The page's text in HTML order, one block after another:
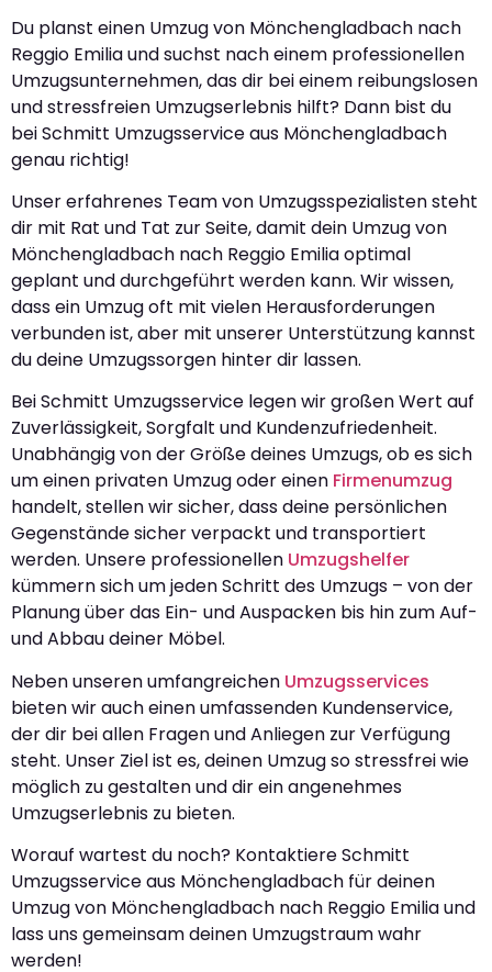
Du planst einen Umzug von Mönchengladbach nach
Reggio Emilia und suchst nach einem professionellen
Umzugsunternehmen, das dir bei einem reibungslosen
und stressfreien Umzugserlebnis hilft? Dann bist du
bei Schmitt Umzugsservice aus Mönchengladbach
genau richtig!
Unser erfahrenes Team von Umzugsspezialisten steht
dir mit Rat und Tat zur Seite, damit dein Umzug von
Mönchengladbach nach Reggio Emilia optimal
geplant und durchgeführt werden kann. Wir wissen,
dass ein Umzug oft mit vielen Herausforderungen
verbunden ist, aber mit unserer Unterstützung kannst
du deine Umzugssorgen hinter dir lassen.
Bei Schmitt Umzugsservice legen wir großen Wert auf
Zuverlässigkeit, Sorgfalt und Kundenzufriedenheit.
Unabhängig von der Größe deines Umzugs, ob es sich
um einen privaten Umzug oder einen Firmenumzug
handelt, stellen wir sicher, dass deine persönlichen
Gegenstände sicher verpackt und transportiert
werden. Unsere professionellen Umzugshelfer
kümmern sich um jeden Schritt des Umzugs – von der
Planung über das Ein- und Auspacken bis hin zum Auf-
und Abbau deiner Möbel.
Neben unseren umfangreichen Umzugsservices
bieten wir auch einen umfassenden Kundenservice,
der dir bei allen Fragen und Anliegen zur Verfügung
steht. Unser Ziel ist es, deinen Umzug so stressfrei wie
möglich zu gestalten und dir ein angenehmes
Umzugserlebnis zu bieten.
Worauf wartest du noch? Kontaktiere Schmitt
Umzugsservice aus Mönchengladbach für deinen
Umzug von Mönchengladbach nach Reggio Emilia und
lass uns gemeinsam deinen Umzugstraum wahr
werden!